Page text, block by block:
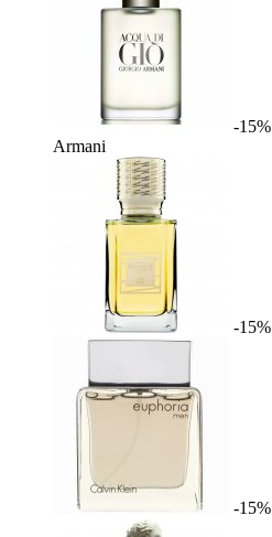
-15%
Armani
-15%
-15%